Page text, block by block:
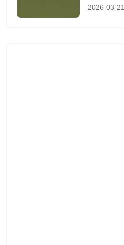
2026-03-21